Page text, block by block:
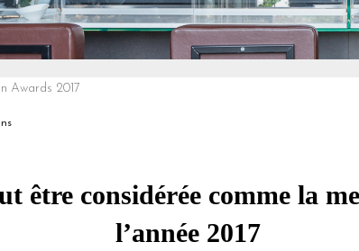
Awards 2017
être considérée comme la
l’année 2017